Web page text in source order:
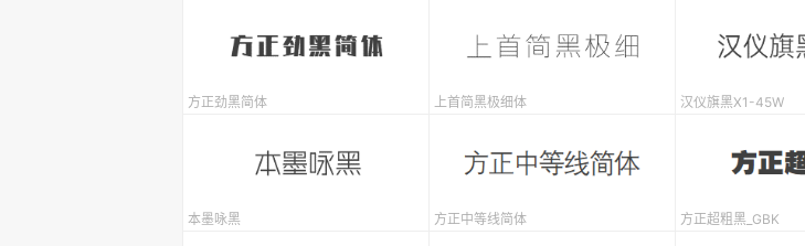
方正劲黑简体 上首简黑极细体 汉仪旗黑X1-45W
本墨咏黑 方正中等线简体 方正超粗黑_GBK